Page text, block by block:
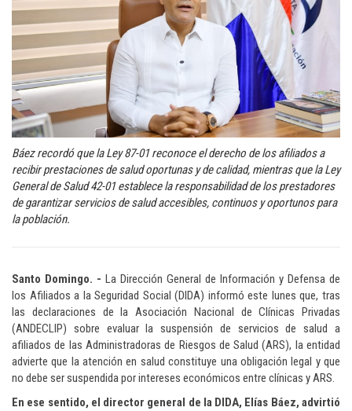
Báez recordó que la Ley 87-01 reconoce el derecho de los afiliados a
recibir prestaciones de salud oportunas y de calidad, mientras que la Ley
General de Salud 42-01 establece la responsabilidad de los prestadores
de garantizar servicios de salud accesibles, continuos y oportunos para
la población.
Santo Domingo. - La Dirección General de Información y Defensa de
los Afiliados a la Seguridad Social (DIDA) informó este lunes que, tras
las declaraciones de la Asociación Nacional de Clínicas Privadas
(ANDECLIP) sobre evaluar la suspensión de servicios de salud a
afiliados de las Administradoras de Riesgos de Salud (ARS), la entidad
advierte que la atención en salud constituye una obligación legal y que
no debe ser suspendida por intereses económicos entre clínicas y ARS.
En ese sentido, el director general de la DIDA, Elías Báez, advirtió